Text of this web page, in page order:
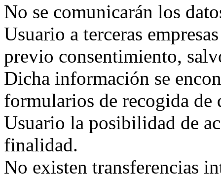
No se comunicarán los
Usuario a terceras
previo consentimiento,
Dicha información se
formularios de recogida de
Usuario la posibilidad de
finalidad.
No existen transferencias